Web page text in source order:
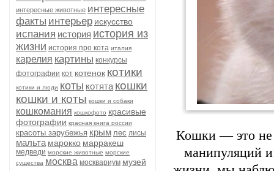
интересные животные интересные
факты интерьер искусство
испания история история из
жизни история про кота италия
карелия картины конкурсы
фотографии кот котенок котики
котики и люди коты котята кошки
кошки и коты кошки и собаки
кошкомания кошкофото красивые
фотографии красная книга россии
красоты зарубежья крым лес лисы
мальта марокко марракеш
медведи морские животные морские
существа москва москвариум музей
Кошки — это не
манипуляций